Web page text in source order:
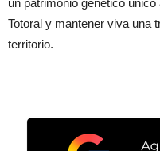
un patrimonio genético
Totoral y mantener viva una
territorio.